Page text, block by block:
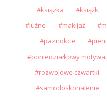
książka
książki
luźne
makijaż
paznokcie
poniedziałkowy
rozwojowe czwartki
samodoskonalenie